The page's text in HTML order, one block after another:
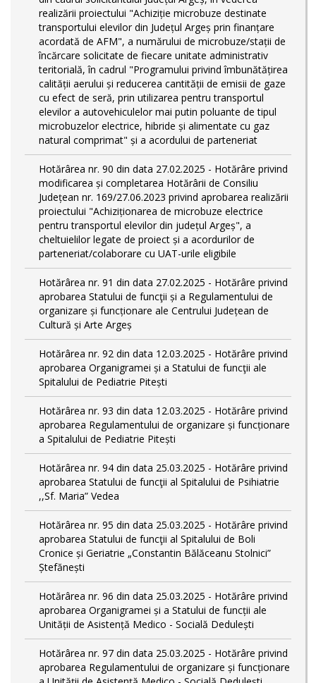
realizării proiectului "Achiziție microbuze destinate
transportului elevilor din Județul Argeș prin finanțare
acordată de AFM", a numărului de microbuze/stații de
încărcare solicitate de fiecare unitate administrativ
teritorială, în cadrul "Programului privind îmbunătățirea
calității aerului și reducerea cantității de emisii de gaze
cu efect de seră, prin utilizarea pentru transportul
elevilor a autovehiculelor mai putin poluante de tipul
microbuzelor electrice, hibride și alimentate cu gaz
natural comprimat" și a acordului de parteneriat
Hotărârea nr. 90 din data 27.02.2025 - Hotărâre privind
modificarea și completarea Hotărârii de Consiliu
Județean nr. 169/27.06.2023 privind aprobarea realizării
proiectului "Achiziționarea de microbuze electrice
pentru transportul elevilor din județul Argeș", a
cheltuielilor legate de proiect și a acordurilor de
parteneriat/colaborare cu UAT-urile eligibile
Hotărârea nr. 91 din data 27.02.2025 - Hotărâre privind
aprobarea Statului de funcţii și a Regulamentului de
organizare și funcționare ale Centrului Județean de
Cultură și Arte Argeș
Hotărârea nr. 92 din data 12.03.2025 - Hotărâre privind
aprobarea Organigramei și a Statului de funcţii ale
Spitalului de Pediatrie Pitești
Hotărârea nr. 93 din data 12.03.2025 - Hotărâre privind
aprobarea Regulamentului de organizare și funcționare
a Spitalului de Pediatrie Pitești
Hotărârea nr. 94 din data 25.03.2025 - Hotărâre privind
aprobarea Statului de funcţii al Spitalului de Psihiatrie
,,Sf. Maria” Vedea
Hotărârea nr. 95 din data 25.03.2025 - Hotărâre privind
aprobarea Statului de funcţii al Spitalului de Boli
Cronice și Geriatrie „Constantin Bălăceanu Stolnici”
Ștefănești
Hotărârea nr. 96 din data 25.03.2025 - Hotărâre privind
aprobarea Organigramei și a Statului de funcții ale
Unității de Asistență Medico - Socială Dedulești
Hotărârea nr. 97 din data 25.03.2025 - Hotărâre privind
aprobarea Regulamentului de organizare și funcționare